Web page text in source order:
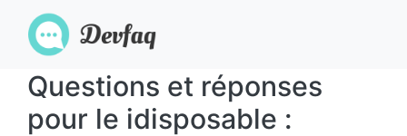
Questions et réponses
pour le idisposable :